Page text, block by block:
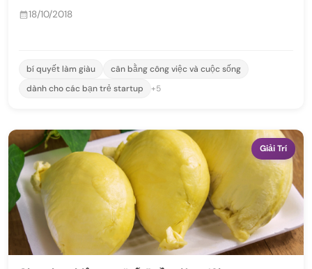
18/10/2018
bí quyết làm giàu
cân bằng công việc và cuộc sống
dành cho các bạn trẻ startup
+5
Giải Trí